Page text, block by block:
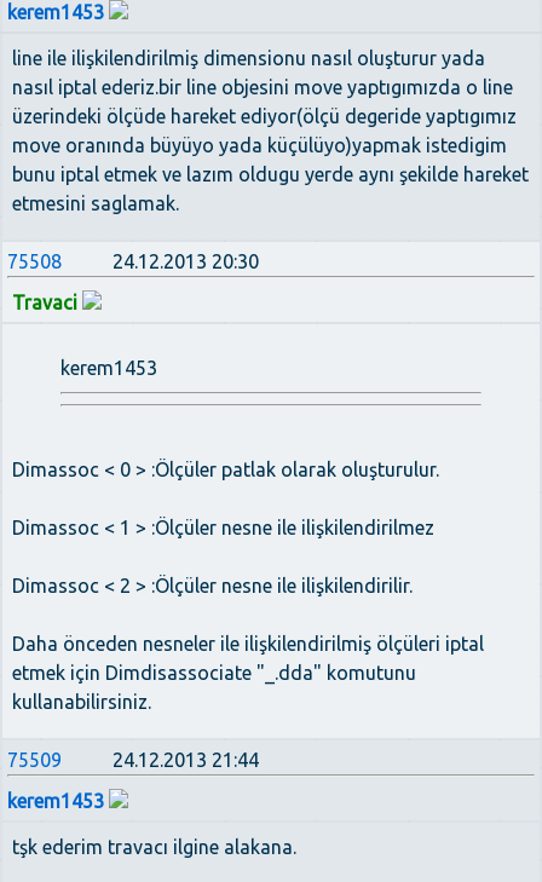
kerem1453
line ile ilişkilendirilmiş dimensionu nasıl oluşturur yada
nasıl iptal ederiz.bir line objesini move yaptıgımızda o line
üzerindeki ölçüde hareket ediyor(ölçü degeride yaptıgımız
move oranında büyüyo yada küçülüyo)yapmak istedigim
bunu iptal etmek ve lazım oldugu yerde aynı şekilde hareket
etmesini saglamak.
75508
24.12.2013 20:30
Travaci
kerem1453
Dimassoc < 0 > :Ölçüler patlak olarak oluşturulur.
Dimassoc < 1 > :Ölçüler nesne ile ilişkilendirilmez
Dimassoc < 2 > :Ölçüler nesne ile ilişkilendirilir.
Daha önceden nesneler ile ilişkilendirilmiş ölçüleri iptal
etmek için Dimdisassociate "_.dda" komutunu
kullanabilirsiniz.
75509
24.12.2013 21:44
kerem1453
tşk ederim travacı ilgine alakana.